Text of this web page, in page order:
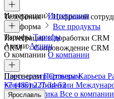
Телефония Цифровой
платформа
Все продукты
ИнтеграцииИнтеграции
Интеграции и доработки CRM
CRM
Сопровождение CRM
ТарифыТарифы
АкцииАкции
О компании О компании
Пресс-центрОтзывыКарьера
КонтактыЛицензии
и деловая этика Все о компании
ПартнерамПартнерам
+7 (485) 227-34-52
Ярославль